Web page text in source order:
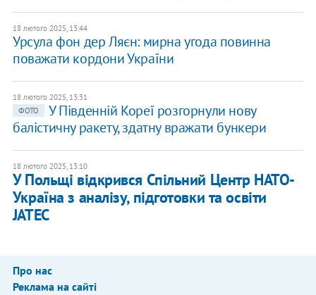
18 лютого 2025, 13:44
Урсула фон дер Ляєн: мирна угода повинна
поважати кордони України
18 лютого 2025, 13:31
ФОТО
У Південній Кореї розгорнули нову
балістичну ракету, здатну вражати бункери
18 лютого 2025, 13:10
У Польщі відкрився Спільний Центр НАТО-
Україна з аналізу, підготовки та освіти
JATEC
Про нас
Реклама на сайті